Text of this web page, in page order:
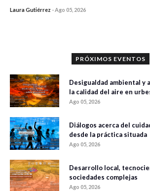
Laura Gutiérrez -Ago 05, 2026
PRÓXIMOS EVENTOS
Desigualdad ambiental y
la calidad del aire en
Ago 05, 2026
Diálogos acerca del
desde la práctica situada
Ago 05, 2026
Desarrollo local,
sociedades complejas
Ago 05, 2026